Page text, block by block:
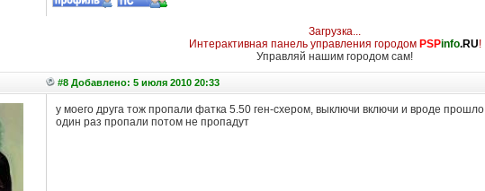
Загрузка...
Интерактивная панель управления городом PSPinfo.RU!
Управляй нашим городом сам!
#8 Добавлено: 5 июля 2010 20:33
у моего друга тож пропали фатка 5.50 ген-схером, выключи включи и вроде прошло
один раз пропали потом не пропадут